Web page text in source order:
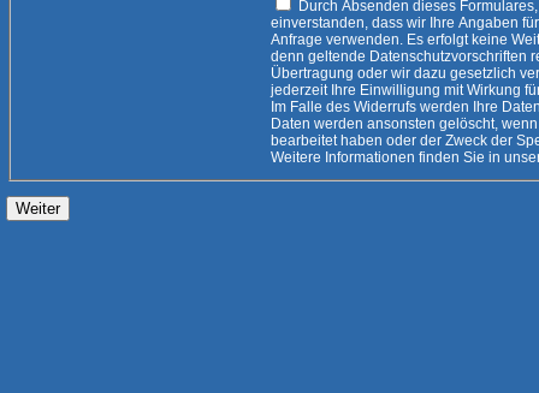
einverstanden, dass wir Ihre Angaben für die Beantwortung Ihrer
Anfrage verwenden. Es erfolgt keine Weitergabe an Dritte, es sei
denn geltende Datenschutzvorschriften rechtfertigen eine
Übertragung oder wir dazu gesetzlich
jederzeit Ihre Einwilligung mit Wirkung
Im Falle des Widerrufs werden Ihre Daten
Daten werden ansonsten gelöscht,
bearbeitet haben oder der Zweck der Speicherung entfallen ist.
Weitere Informationen finden Sie